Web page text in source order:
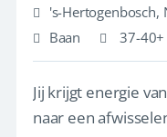
's-Hertogenbosch,
Baan
37-
Jij krijgt energie
naar een